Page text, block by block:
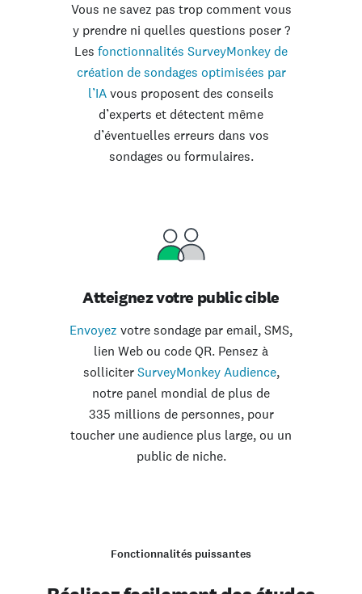
Vous ne savez pas trop comment vous
y prendre ni quelles questions poser ?
Les fonctionnalités SurveyMonkey de
création de sondages optimisées par
l’IAvous proposent des conseils
d’experts et détectent même
d’éventuelles erreurs dans vos
sondages ou formulaires.
Atteignez votre public cible
Envoyez votre sondage par email, SMS,
lien Web ou code QR. Pensez à
solliciterSurveyMonkey Audience,
notre panel mondial de plus de
335 millions de personnes, pour
toucher une audience plus large, ou un
public de niche.
Fonctionnalités puissantes